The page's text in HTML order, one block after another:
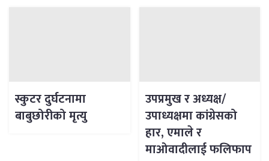
स्कुटर दुर्घटनामा
बाबुछोरीको मृत्यु
उपप्रमुख र अध्यक्ष/
उपाध्यक्षमा कांग्रेसको
हार, एमाले र
माओवादीलाई फलिफाप